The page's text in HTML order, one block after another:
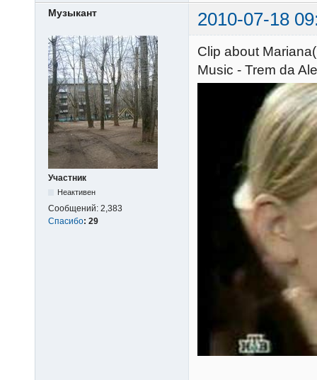
Музыкант 2010-07-18
Участник
Неактивен
Сообщений: 2,383
Спасибо: 29
Сlip about
Music - Trem da